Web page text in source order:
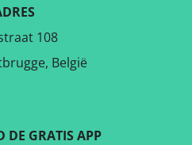
108
België
DE GRATIS APP